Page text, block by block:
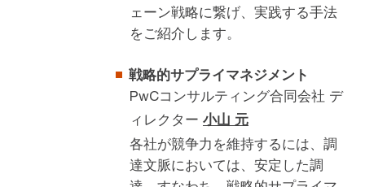
ェーン戦略に繋げ、実践する手法
をご紹介します。
戦略的サプライマネジメント
PwCコンサルティング合同会社 デ
ィレクター 小山 元
各社が競争力を維持するには、調
達文脈においては、安定した調